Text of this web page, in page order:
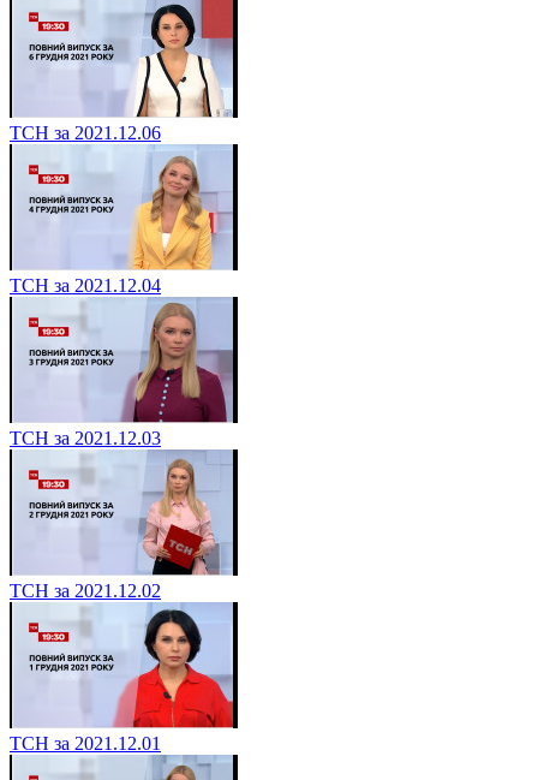
ТСН за 2021.12.06
ТСН за 2021.12.04
ТСН за 2021.12.03
ТСН за 2021.12.02
ТСН за 2021.12.01